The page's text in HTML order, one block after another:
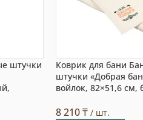
штучки
Коврик для бани
штучки «Добрая
войлок, 82×51,6 см,
8 210₸/ шт.